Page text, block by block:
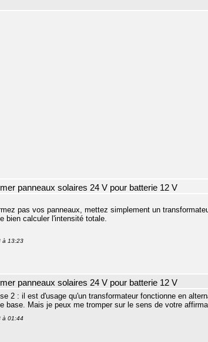
panneaux solaires 24 V pour batterie 12 V
pas vos panneaux, mettez simplement un
bien calculer l'intensité totale.
à 13:23
panneaux solaires 24 V pour batterie 12 V
2 : il est d'usage qu'un transformateur fonctionne en
base. Mais je peux me tromper sur le sens de votre
à 01:44